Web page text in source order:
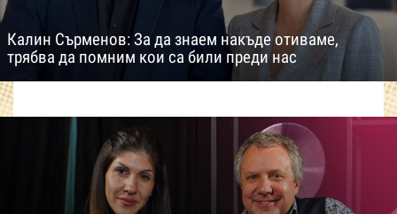
Калин Сърменов: За да знаем накъде отиваме,
трябва да помним кои са били преди нас